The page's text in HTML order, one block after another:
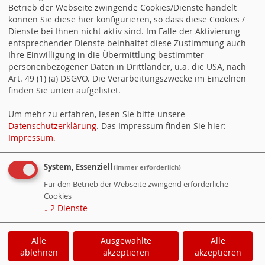
Rechte Mehrheit im EU-Parlament stellt Vereinbarung für sauberes
Wasser infrage Das Europäische Parlament hat heute eine Resolution
zur Umsetzung der Kommunalabwasserrichtlinie (KARL) verabschiedet.
Die in der vergangenen Legislatur beschlossene Vereinbarung zur
Verbesserung der Wasserqualität sieht Vorschriften für eine durch
Unternehmen gestützte Finanzierung der sogenannten 4.
Reinigungsstufe vor. An dieser finanziellen Großaufgabe sollen vor allem
Kosmetik-… „Fatales Signal an Kommunen und Verbraucher:innen“
weiterlesen
Arbeitszeitgesetz: Flexibilisierung ist keine Einbahnstraße Im
Koalitionsvertrag ist festgehalten, dass die neue Arbeitszeitregelung
keine Ausweitung der Arbeitszeit gegen den Willen der Beschäftigten
sein darf, so Annika Klose. „Wir haben im Koalitionsvertrag explizit
vereinbart, dass eine solche Reform auch und gerade im Sinne der
Vereinbarkeit von Familie und Beruf ausgestaltet werden muss. Dass es
also auch… Annika Klose zum Arbeitszeitgesetz weiterlesen
Ein Service voninfo.websozis.de
WebSozis WebsoziCMS
Cookie-Manager
Datenschutzerklärung
Betrieb der Webseite zwingende Cookies/Dienste handelt
können Sie diese hier konfigurieren, so dass diese Cookies /
Dienste bei Ihnen nicht aktiv sind. Im Falle der Aktivierung
entsprechender Dienste beinhaltet diese Zustimmung auch
Ihre Einwilligung in die Übermittlung bestimmter
personenbezogener Daten in Drittländer, u.a. die USA, nach
Art. 49 (1) (a) DSGVO. Die Verarbeitungszwecke im Einzelnen
finden Sie unten aufgelistet.
Um mehr zu erfahren, lesen Sie bitte unsere
Datenschutzerklärung. Das Impressum finden Sie hier:
Impressum.
System, Essenziell (immer erforderlich)
Für den Betrieb der Webseite zwingend erforderliche
Cookies
↓ 2 Dienste
Alle
ablehnen
Ausgewählte
akzeptieren
Alle
akzeptieren